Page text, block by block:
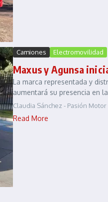
Camiones Electromovilidad
Maxus y Agunsa
La marca representada y
aumentará su presencia en
Claudia Sánchez - Pasión Motor
Read More